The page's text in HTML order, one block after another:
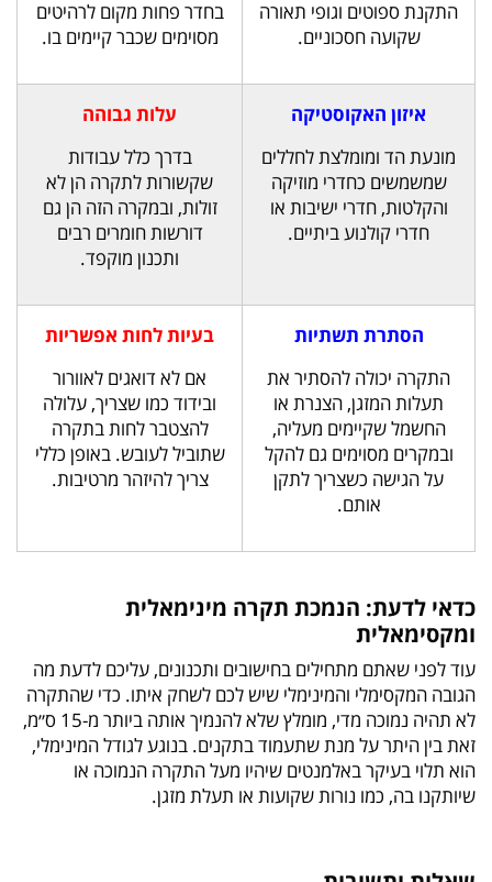
התקנת ספוטים וגופי תאורה
שקועה חסכוניים.
בחדר פחות מקום לרהיטים
מסוימים שכבר קיימים בו.
איזון האקוסטיקה
מונעת הד ומומלצת לחללים
שמשמשים כחדרי מוזיקה
והקלטות, חדרי ישיבות או
חדרי קולנוע ביתיים.
עלות גבוהה
בדרך כלל עבודות
שקשורות לתקרה הן לא
זולות, ובמקרה הזה הן גם
דורשות חומרים רבים
ותכנון מוקפד.
הסתרת תשתיות
התקרה יכולה להסתיר את
תעלות המזגן, הצנרת או
החשמל שקיימים מעליה,
ובמקרים מסוימים גם להקל
על הגישה כשצריך לתקן
אותם.
בעיות לחות אפשריות
אם לא דואגים לאוורור
ובידוד כמו שצריך, עלולה
להצטבר לחות בתקרה
שתוביל לעובש. באופן כללי
צריך להיזהר מרטיבות.
כדאי לדעת: הנמכת תקרה מינימאלית
ומקסימאלית
עוד לפני שאתם מתחילים בחישובים ותכנונים, עליכם לדעת מה
הגובה המקסימלי והמינימלי שיש לכם לשחק איתו. כדי שהתקרה
לא תהיה נמוכה מדי, מומלץ שלא להנמיך אותה ביותר מ-15 ס״מ,
זאת בין היתר על מנת שתעמוד בתקנים. בנוגע לגודל המינימלי,
הוא תלוי בעיקר באלמנטים שיהיו מעל התקרה הנמוכה או
שיותקנו בה, כמו נורות שקועות או תעלת מזגן.